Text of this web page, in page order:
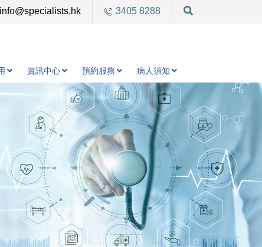
info@specialists.hk 3405 8288
資訊中心 預約服務 病人須知